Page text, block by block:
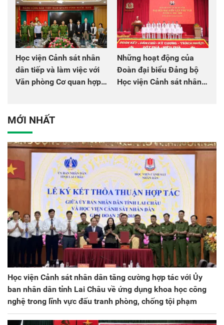
Học viện Cảnh sát nhân
dân tiếp và làm việc với
Văn phòng Cơ quan hợp
Những hoạt động của
Đoàn đại biểu Đảng bộ
Học viện Cảnh sát nhân
MỚI NHẤT
Học viện Cảnh sát nhân dân tăng cường hợp tác với Ủy
ban nhân dân tỉnh Lai Châu về ứng dụng khoa học công
nghệ trong lĩnh vực đấu tranh phòng, chống tội phạm